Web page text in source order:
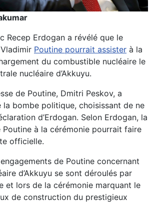
Recep Erdogan a révélé que le
Poutine pourrait assister à la
du combustible nucléaire le
nucléaire d’Akkuyu.
de Poutine, Dmitri Peskov, a
la bombe politique, choisissant de ne
d’Erdogan. Selon Erdogan, la
à la cérémonie pourrait faire
officielle.
de Poutine concernant
d’Akkuyu se sont déroulés par
et lors de la cérémonie marquant le
de construction du prestigieux